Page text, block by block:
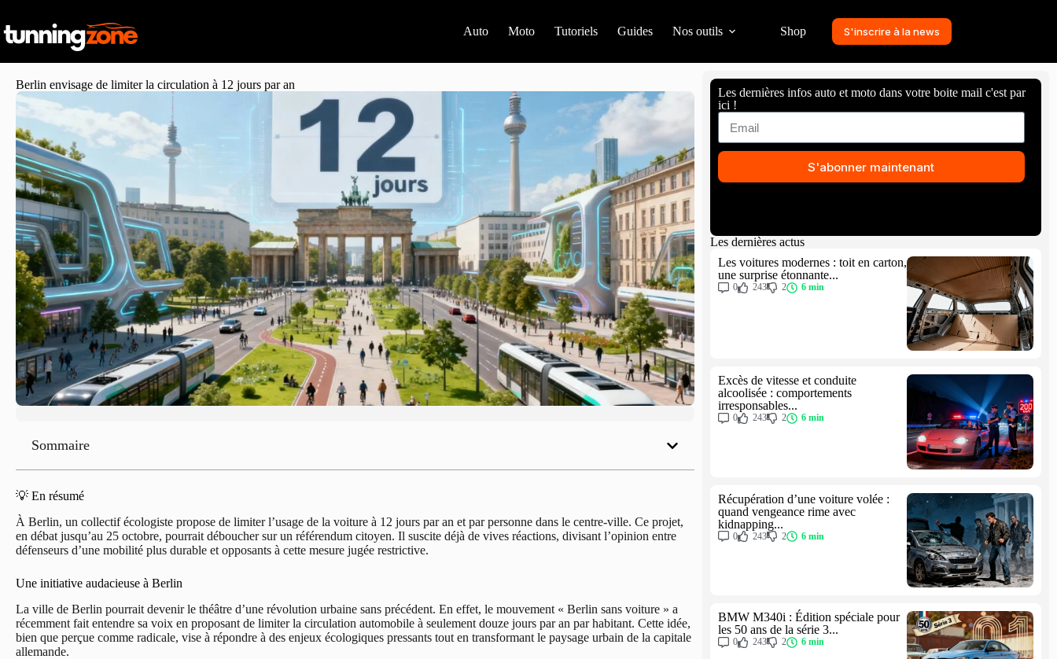
Auto Moto Tutoriels Guides Nos outils Shop S'inscrire à la news
Berlin envisage de limiter la circulation à 12 jours par an
Sommaire
💡 En résumé
À Berlin, un collectif écologiste propose de limiter l’usage de la voiture à 12 jours par an et par personne dans le centre-ville. Ce projet,
en débat jusqu’au 25 octobre, pourrait déboucher sur un référendum citoyen. Il suscite déjà de vives réactions, divisant l’opinion entre
défenseurs d’une mobilité plus durable et opposants à cette mesure jugée restrictive.
Une initiative audacieuse à Berlin
La ville de Berlin pourrait devenir le théâtre d’une révolution urbaine sans précédent. En effet, le mouvement « Berlin sans voiture » a
récemment fait entendre sa voix en proposant de limiter la circulation automobile à seulement douze jours par an par habitant. Cette idée,
bien que perçue comme radicale, vise à répondre à des enjeux écologiques pressants tout en transformant le paysage urbain de la capitale
allemande.
Les dernières infos auto et moto dans votre boite mail c'est par
ici !
S'abonner maintenant
Les dernières actus
Les voitures modernes : toit en carton,
une surprise étonnante...
0 243 2 6 min
Excès de vitesse et conduite
alcoolisée : comportements
irresponsables...
0 243 2 6 min
Récupération d’une voiture volée :
quand vengeance rime avec
kidnapping...
0 243 2 6 min
BMW M340i : Édition spéciale pour
les 50 ans de la série 3...
0 243 2 6 min